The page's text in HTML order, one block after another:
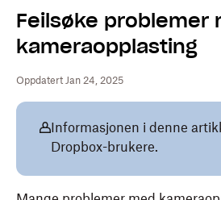
Feilsøke problemer
kameraopplasting
Oppdatert Jan 24, 2025
Informasjonen i denne
Dropbox-brukere.